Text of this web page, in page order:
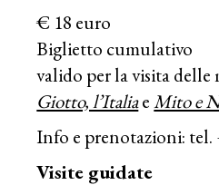
€ 18 euro
Biglietto cumulativo
valido per la visita delle
Giotto, l’ItaliaeMito e
Info e prenotazioni: tel.
Visite guidate